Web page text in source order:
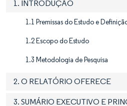
1. INTRODUÇÃO
1.1 Premissas do Estudo e
1.2 Escopo do Estudo
1.3 Metodologia de Pesquisa
2. O RELATÓRIO OFERECE
3. SUMÁRIO EXECUTIVO E